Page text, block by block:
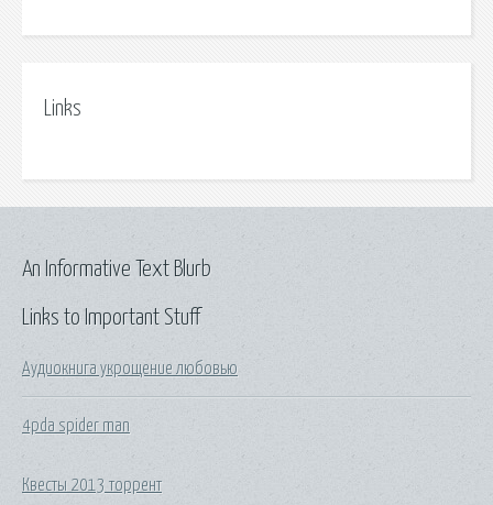
Links
Links to Important Stuff
Аудиокнига укрощение любовью
4pda spider man
Квесты 2013 торрент
An Informative Text Blurb